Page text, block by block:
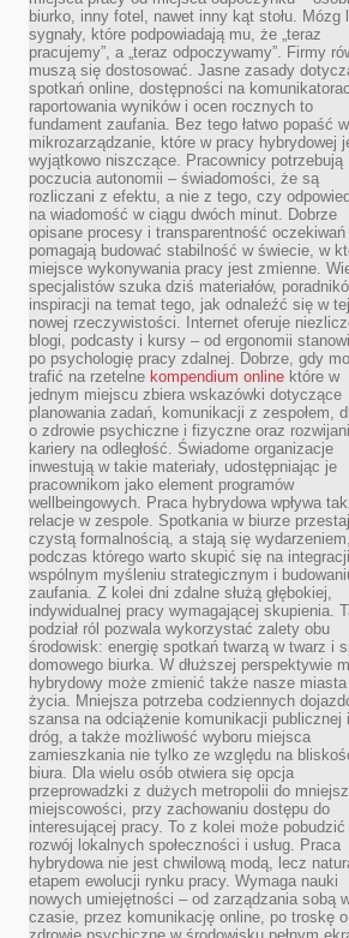
biurko, inny fotel, nawet inny kąt stołu. Mózg
sygnały, które podpowiadają mu, że „teraz
pracujemy”, a „teraz odpoczywamy”. Firmy
muszą się dostosować. Jasne zasady
spotkań online, dostępności na
raportowania wyników i ocen rocznych to
fundament zaufania. Bez tego łatwo popaść w
mikrozarządzanie, które w pracy hybrydowej
wyjątkowo niszczące. Pracownicy potrzebują
poczucia autonomii – świadomości, że są
rozliczani z efektu, a nie z tego, czy
na wiadomość w ciągu dwóch minut. Dobrze
opisane procesy i transparentność oczekiwań
pomagają budować stabilność w świecie, w
miejsce wykonywania pracy jest zmienne.
specjalistów szuka dziś materiałów,
inspiracji na temat tego, jak odnaleźć się w tej
nowej rzeczywistości. Internet oferuje
blogi, podcasty i kursy – od ergonomii
po psychologię pracy zdalnej. Dobrze, gdy
trafić na rzetelne kompendium online które w
jednym miejscu zbiera wskazówki dotyczące
planowania zadań, komunikacji z zespołem,
o zdrowie psychiczne i fizyczne oraz
kariery na odległość. Świadome organizacje
inwestują w takie materiały, udostępniając je
pracownikom jako element programów
wellbeingowych. Praca hybrydowa wpływa
relacje w zespole. Spotkania w biurze
czystą formalnością, a stają się wydarzeniem,
podczas którego warto skupić się na
wspólnym myśleniu strategicznym i
zaufania. Z kolei dni zdalne służą głębokiej,
indywidualnej pracy wymagającej skupienia.
podział ról pozwala wykorzystać zalety obu
środowisk: energię spotkań twarzą w twarz i
domowego biurka. W dłuższej perspektywie
hybrydowy może zmienić także nasze miasta
życia. Mniejsza potrzeba codziennych
szansa na odciążenie komunikacji publicznej i
dróg, a także możliwość wyboru miejsca
zamieszkania nie tylko ze względu na
biura. Dla wielu osób otwiera się opcja
przeprowadzki z dużych metropolii do
miejscowości, przy zachowaniu dostępu do
interesującej pracy. To z kolei może pobudzić
rozwój lokalnych społeczności i usług. Praca
hybrydowa nie jest chwilową modą, lecz
etapem ewolucji rynku pracy. Wymaga nauki
nowych umiejętności – od zarządzania sobą
czasie, przez komunikację online, po troskę o